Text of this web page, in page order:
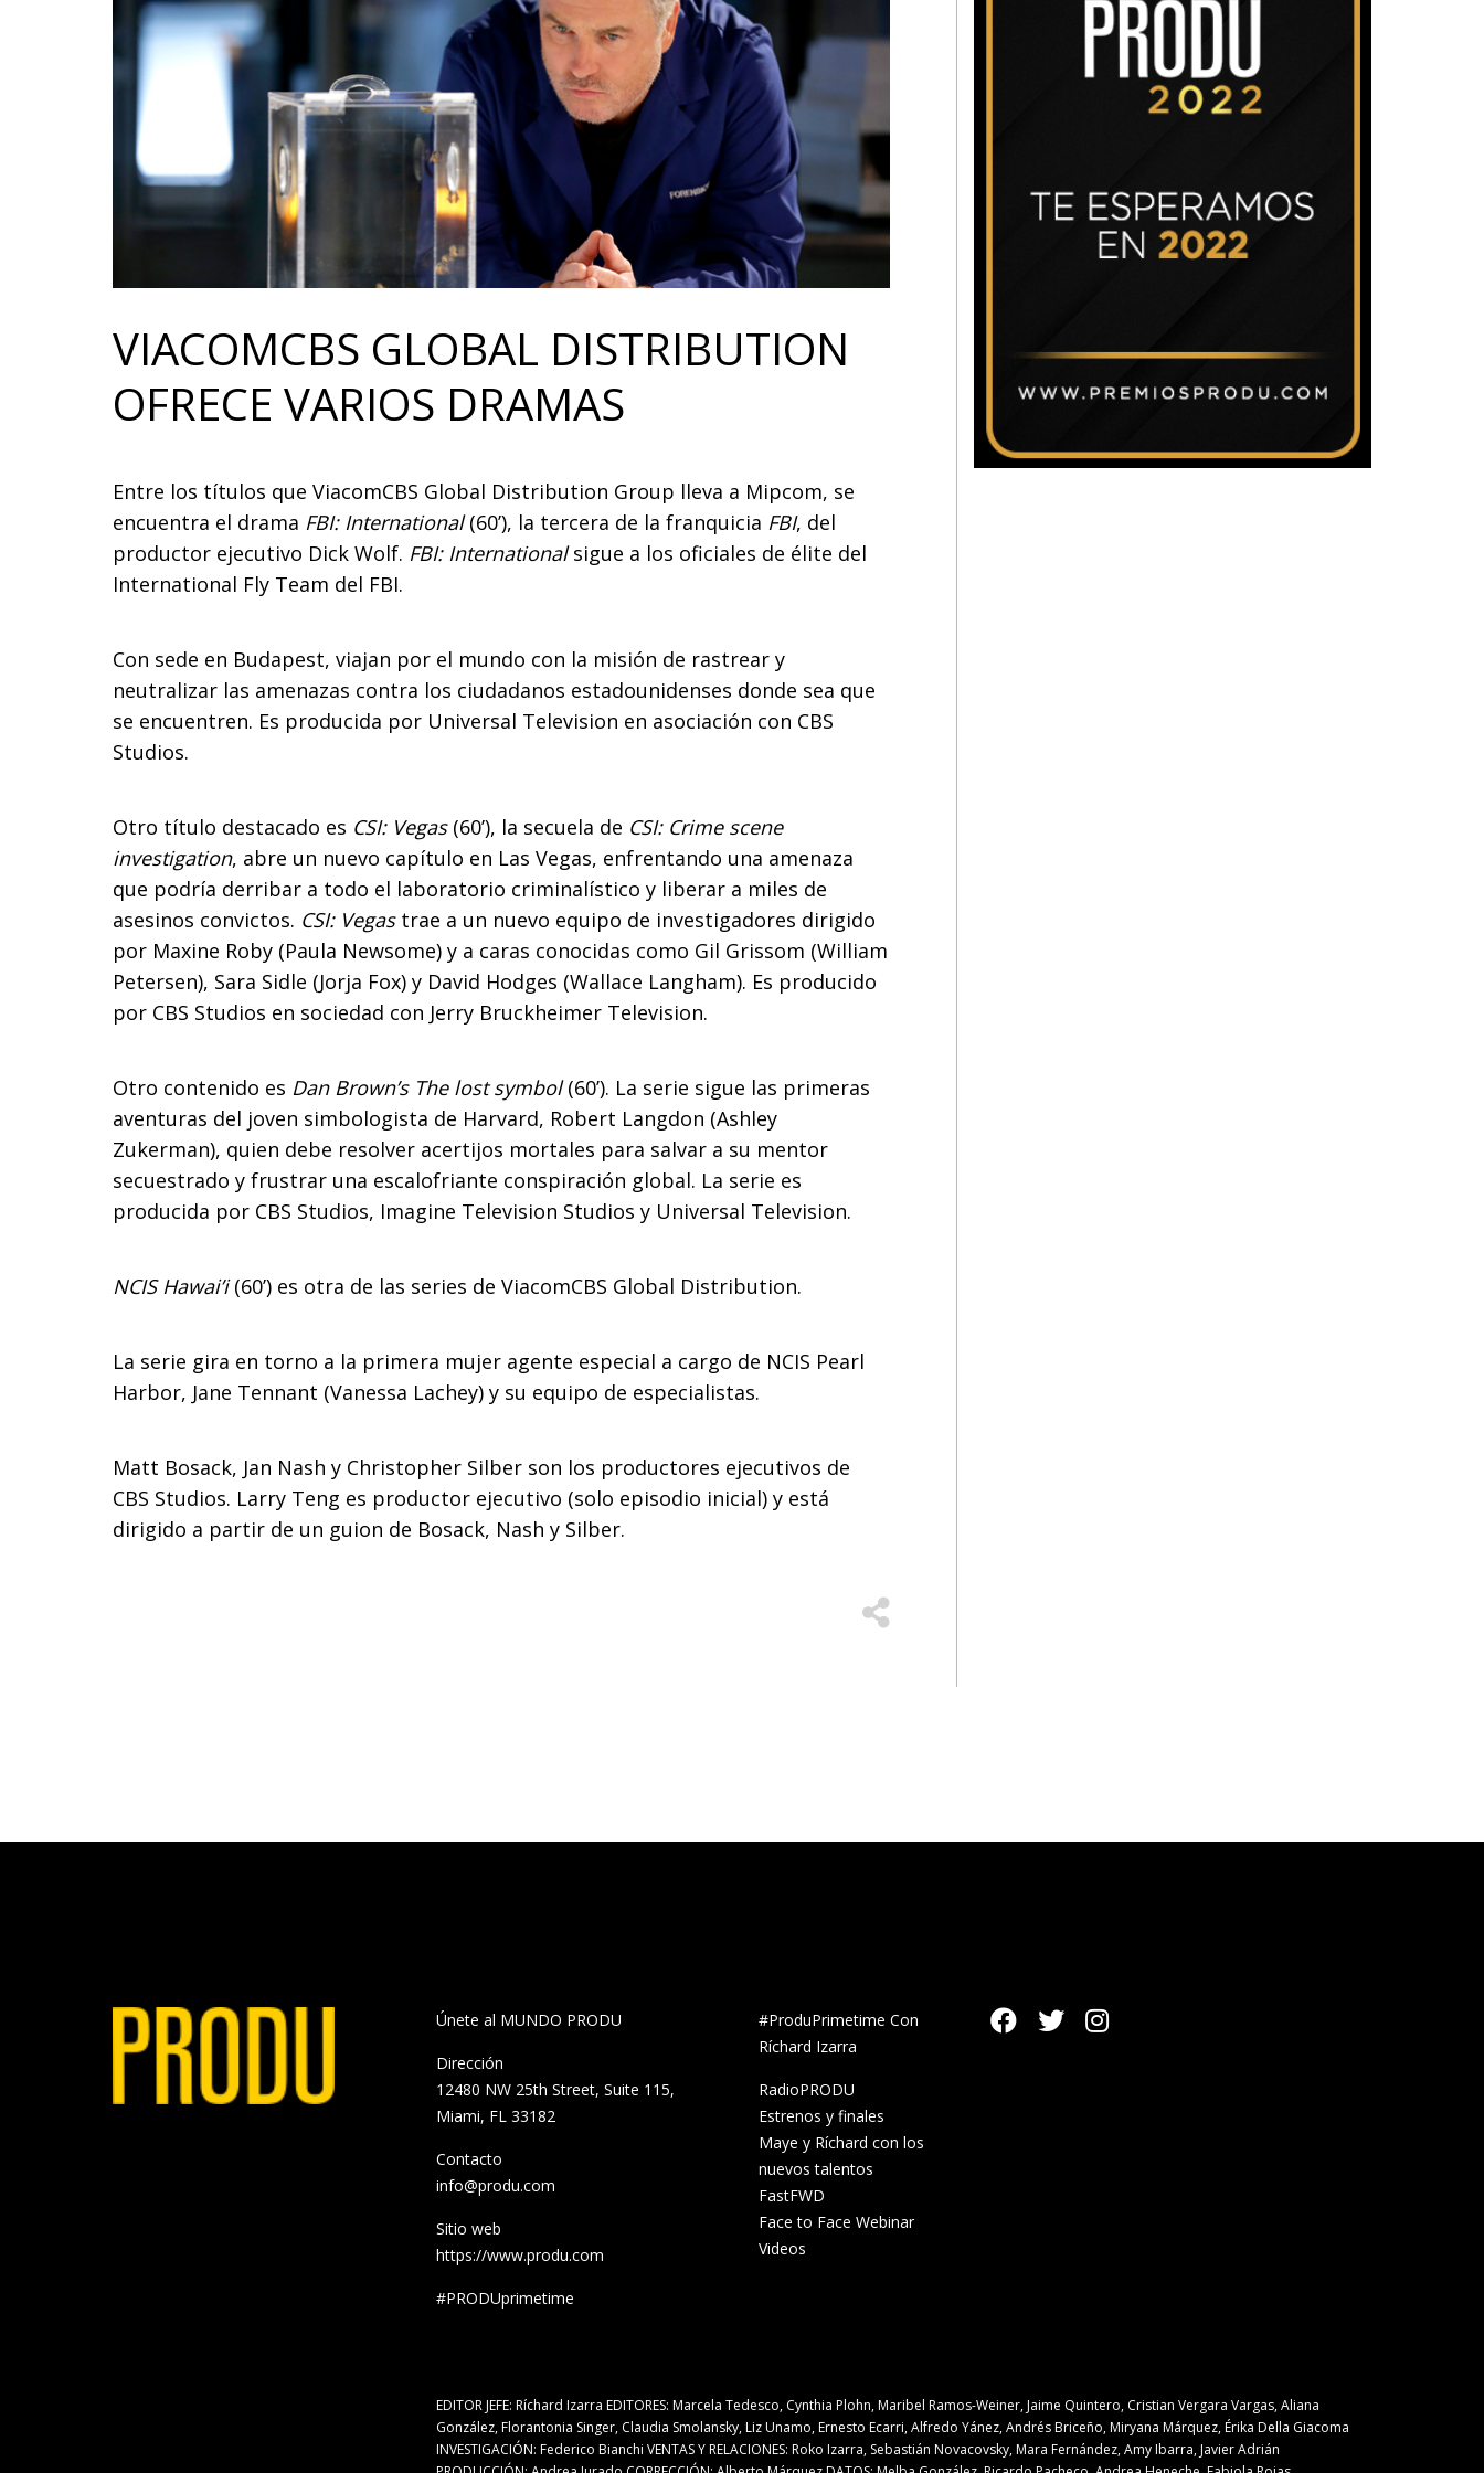
VIACOMCBS GLOBAL DISTRIBUTION
OFRECE VARIOS DRAMAS
Entre los títulos que ViacomCBS Global Distribution Group lleva a Mipcom, se
encuentra el drama FBI: International(60’), la tercera de la franquicia FBI, del
productor ejecutivo Dick Wolf. FBI: Internationalsigue a los oficiales de élite del
International Fly Team del FBI.
Con sede en Budapest, viajan por el mundo con la misión de rastrear y
neutralizar las amenazas contra los ciudadanos estadounidenses donde sea que
se encuentren. Es producida por Universal Television en asociación con CBS
Studios.
Otro título destacado es CSI: Vegas(60’), la secuela de CSI: Crime scene
investigation, abre un nuevo capítulo en Las Vegas, enfrentando una amenaza
que podría derribar a todo el laboratorio criminalístico y liberar a miles de
asesinos convictos. CSI: Vegastrae a un nuevo equipo de investigadores dirigido
por Maxine Roby (Paula Newsome) y a caras conocidas como Gil Grissom (William
Petersen), Sara Sidle (Jorja Fox) y David Hodges (Wallace Langham). Es producido
por CBS Studios en sociedad con Jerry Bruckheimer Television.
Otro contenido es Dan Brown’s The lost symbol(60’). La serie sigue las primeras
aventuras del joven simbologista de Harvard, Robert Langdon (Ashley
Zukerman), quien debe resolver acertijos mortales para salvar a su mentor
secuestrado y frustrar una escalofriante conspiración global. La serie es
producida por CBS Studios, Imagine Television Studios y Universal Television.
NCIS Hawai’i(60’) es otra de las series de ViacomCBS Global Distribution.
La serie gira en torno a la primera mujer agente especial a cargo de NCIS Pearl
Harbor, Jane Tennant (Vanessa Lachey) y su equipo de especialistas.
Matt Bosack, Jan Nash y Christopher Silber son los productores ejecutivos de
CBS Studios. Larry Teng es productor ejecutivo (solo episodio inicial) y está
dirigido a partir de un guion de Bosack, Nash y Silber.
Únete al MUNDO PRODU
Dirección
12480 NW 25th Street, Suite 115,
Miami, FL 33182
Contacto
info@produ.com
Sitio web
https://www.produ.com
#PRODUprimetime
#ProduPrimetime Con
Ríchard Izarra
RadioPRODU
Estrenos y finales
Maye y Ríchard con los
nuevos talentos
FastFWD
Face to Face Webinar
Videos
EDITOR JEFE: Ríchard Izarra EDITORES: Marcela Tedesco, Cynthia Plohn, Maribel Ramos-Weiner, Jaime Quintero, Cristian Vergara Vargas, Aliana
González, Florantonia Singer, Claudia Smolansky, Liz Unamo, Ernesto Ecarri, Alfredo Yánez, Andrés Briceño, Miryana Márquez, Érika Della Giacoma
INVESTIGACIÓN: Federico Bianchi VENTAS Y RELACIONES: Roko Izarra, Sebastián Novacovsky, Mara Fernández, Amy Ibarra, Javier Adrián